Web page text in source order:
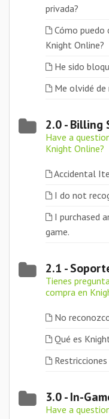
privada?
Cómo puedo
Knight Online?
He sido
Me olvidé de
2.0 - Billing
Have a
Knight Online?
Accidental
I do not
I purchased
game.
2.1 -
Tienes
compra en
No
Qué es
3.0 - In-
Have a